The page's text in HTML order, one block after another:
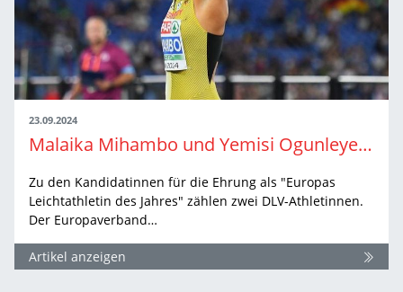
23.09.2024
Malaika Mihambo und Yemisi Ogunleye für Wahl zu "Europas Leichtathletin des Jahres" nominiert
Zu den Kandidatinnen für die Ehrung als "Europas
Leichtathletin des Jahres" zählen zwei DLV-Athletinnen.
Der Europaverband…
Artikel anzeigen